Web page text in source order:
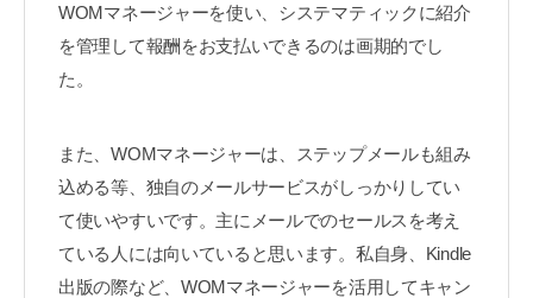
WOMマネージャーを使い、システマティックに紹介
を管理して報酬をお支払いできるのは画期的でし
た。
また、WOMマネージャーは、ステップメールも組み
込める等、独自のメールサービスがしっかりしてい
て使いやすいです。主にメールでのセールスを考え
ている人には向いていると思います。私自身、Kindle
出版の際など、WOMマネージャーを活用してキャン